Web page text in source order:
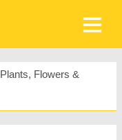
Plants, Flowers &